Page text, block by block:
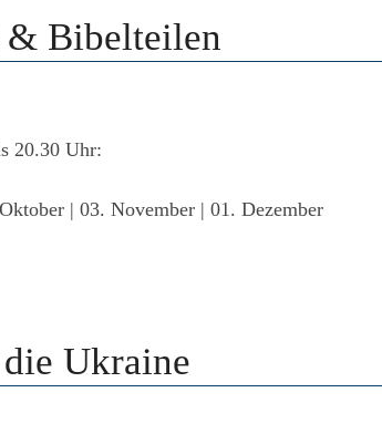
& Bibelteilen
20.30 Uhr:
| 03. November | 01. Dezember
Ukraine